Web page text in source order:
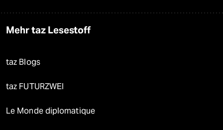
Mehr taz Lesestoff
taz Blogs
taz FUTURZWEI
Le Monde diplomatique